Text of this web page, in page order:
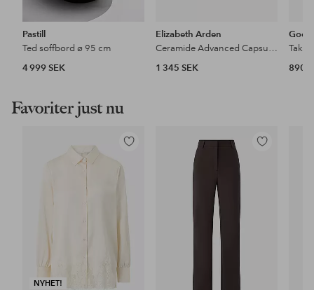
Pastill
Ted soffbord ø 95 cm
4 999 SEK
Elizabeth Arden
Ceramide Advanced Capsules Daily Youth Restoring Serum 60 stk
1 345 SEK
890
Favoriter just nu
NYHET!
Lägg
i
Lägg